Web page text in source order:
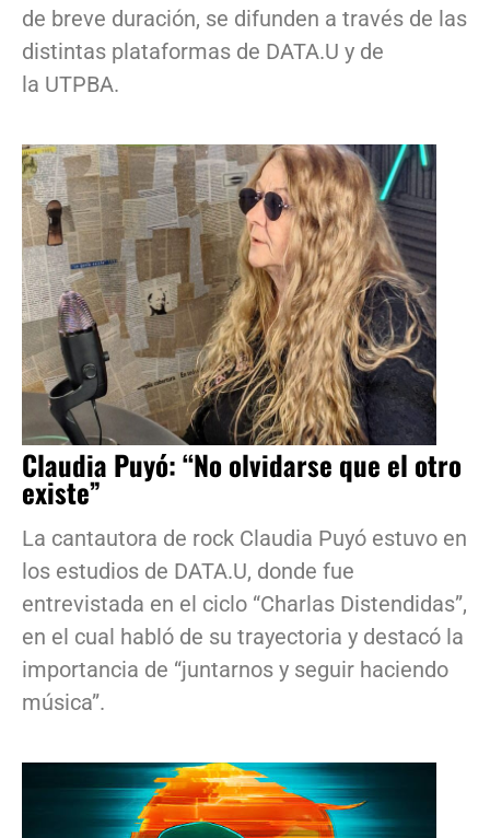
de breve duración, se difunden a través de las
distintas plataformas de DATA.U y de
la UTPBA.
Claudia Puyó: “No olvidarse que el otro
existe”
La cantautora de rock Claudia Puyó estuvo en
los estudios de DATA.U, donde fue
entrevistada en el ciclo “Charlas Distendidas”,
en el cual habló de su trayectoria y destacó la
importancia de “juntarnos y seguir haciendo
música”.